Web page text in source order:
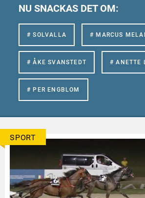
NU SNACKAS DET OM:
# SOLVALLA # MARCUS
# ÅKE SVANSTEDT # ANETTE
# PER ENGBLOM
SPORT